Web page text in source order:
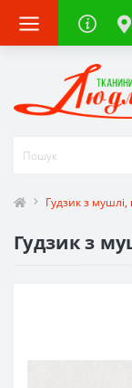
Гудзик з
Гудзик з